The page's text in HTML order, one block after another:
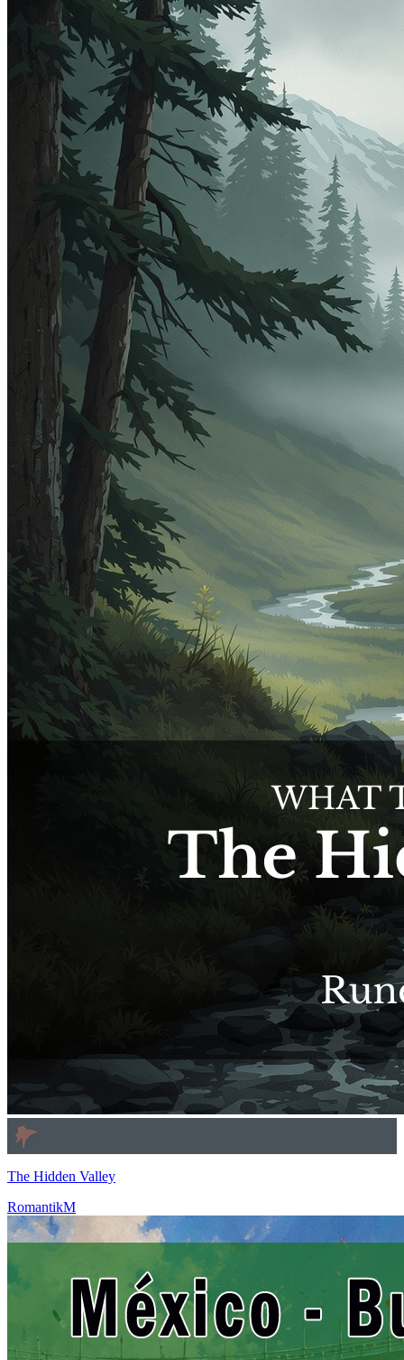
The Hidden Valley
RomantikM